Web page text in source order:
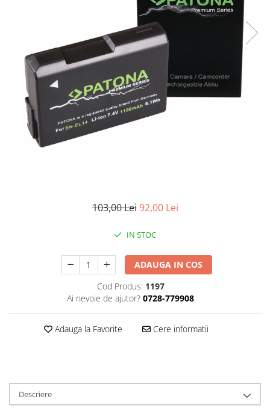
103,00 Lei 92,00 Lei
IN STOC
ADAUGA IN COS
Cod Produs: 1197
Ai nevoie de ajutor? 0728-779908
Adauga la Favorite Cere informatii
Descriere